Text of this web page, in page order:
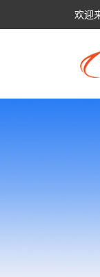
欢迎